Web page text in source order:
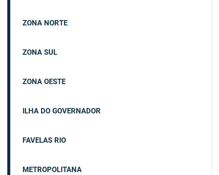
ZONA NORTE
ZONA SUL
ZONA OESTE
ILHA DO GOVERNADOR
FAVELAS RIO
METROPOLITANA